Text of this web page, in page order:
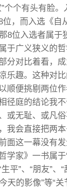
个个有头有脸
，而入选《自
8位入选者属于
于广义狭义的
分对比着看，
乐趣。这种对
顺便挑剔两位
庭的结论我不
或无耻、或凡
我会直接把两
面这一幕没有
学家》一书属于
平”、“朋友”、“
天的影像”等“